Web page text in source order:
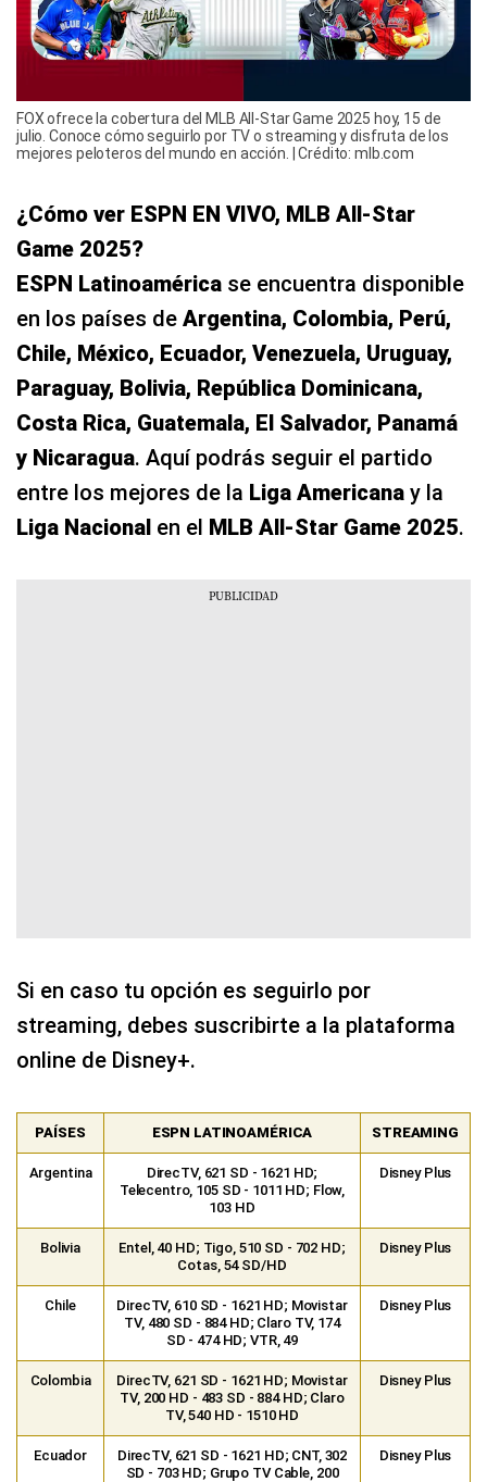
FOX ofrece la cobertura del MLB All-Star Game 2025 hoy, 15 de
julio. Conoce cómo seguirlo por TV o streaming y disfruta de los
mejores peloteros del mundo en acción. | Crédito: mlb.com
¿Cómo ver ESPN EN VIVO, MLB All-Star
Game 2025?
ESPN Latinoamérica se encuentra disponible
en los países de Argentina, Colombia, Perú,
Chile, México, Ecuador, Venezuela, Uruguay,
Paraguay, Bolivia, República Dominicana,
Costa Rica, Guatemala, El Salvador, Panamá
y Nicaragua. Aquí podrás seguir el partido
entre los mejores de la Liga Americana y la
Liga Nacional en el MLB All-Star Game 2025.
Si en caso tu opción es seguirlo por
streaming, debes suscribirte a la plataforma
online de Disney+.
PAÍSES ESPN LATINOAMÉRICA STREAMING
Argentina
DirecTV, 621 SD - 1621 HD;
Telecentro, 105 SD - 1011 HD; Flow,
103 HD
Disney Plus
Bolivia
Entel, 40 HD; Tigo, 510 SD - 702 HD;
Cotas, 54 SD/HD
Disney Plus
Chile
DirecTV, 610 SD - 1621 HD; Movistar
TV, 480 SD - 884 HD; Claro TV, 174
SD - 474 HD; VTR, 49
Disney Plus
Colombia
DirecTV, 621 SD - 1621 HD; Movistar
TV, 200 HD - 483 SD - 884 HD; Claro
TV, 540 HD - 1510 HD
Disney Plus
Ecuador
DirecTV, 621 SD - 1621 HD; CNT, 302
SD - 703 HD; Grupo TV Cable, 200
Disney Plus